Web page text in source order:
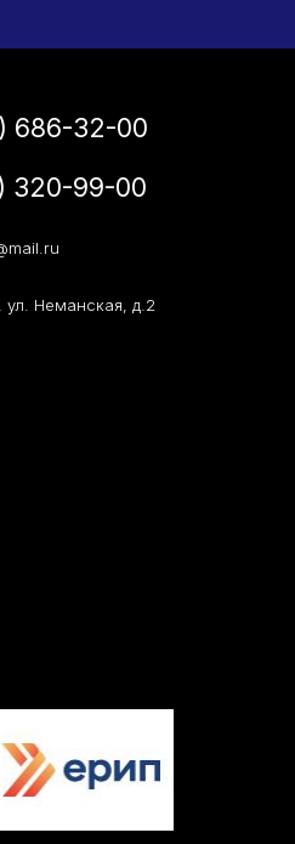
686-32-00
320-99-00
ул. Неманская, д.2